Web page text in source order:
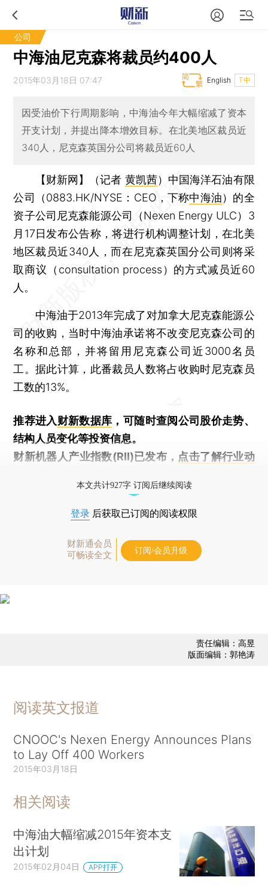
公司
中海油尼克森将裁员约400人
2015年03月18日 07:47 T中
English
因受油价下行周期影响，中海油今年大幅缩减了资本
开支计划，并提出降本增效目标。在北美地区裁员近
340人，尼克森英国分公司将裁员近60人
【财新网】（记者 黄凯茜） 中国海洋石油有限
公司（0883.HK/NYSE：CEO，下称中海油）的全
资子公司尼克森能源公司（Nexen Energy ULC）3
月17日发布公告称，将进行机构调整计划，在北美
地区裁员近340人，而在尼克森英国分公司则将采
取商议（consultation process）的方式减员近60
人。
中海油于2013年完成了对加拿大尼克森能源公
司的收购，当时中海油承诺将不改变尼克森公司的
名称和总部，并将留用尼克森公司近3000名员
工。据此计算，此番裁员人数将占收购时尼克森员
工数的13%。
推荐进入财新数据库 ，可随时查阅公司股价走势、
结构人员变化等投资信息。
财新机器人产业指数(RII)已发布， 点击了解行业动
本文共计927字 订阅后继续阅读
登录 后获取已订阅的阅读权限
财新通会员
可畅读全文
订阅/会员升级
责任编辑：高昱
版面编辑：郭艳涛
阅读英文报道
CNOOC's Nexen Energy Announces Plans
to Lay Off 400 Workers
2015年03月18日
相关阅读
中海油大幅缩减2015年资本支
出计划
2015年02月04日 APP打开